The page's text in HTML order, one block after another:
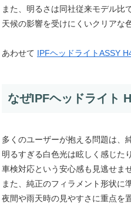
また、明るさは同社従来モデル比
天候の影響を受けにくいクリアな
あわせて IPFヘッドライトASSY
なぜIPFヘッドライト
多くのユーザーが抱える問題は、
明るすぎる白色光は眩しく感じた
車検対応という安心感も見逃せませ
また、純正のフィラメント形状に
夜間や雨天時の見やすさに重点を